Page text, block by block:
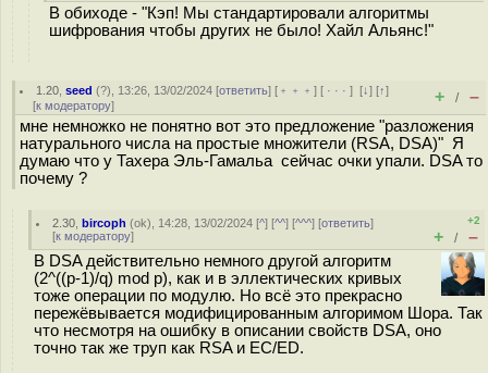
В обиходе - "Кэп! Мы стандартировали алгоритмы
шифрования чтобы других не было! Хайл Альянс!"
1.20 ,seed (?), 13:26, 13/02/2024 [ответить] [ ﹢﹢﹢] [ · · ·][↓] [↑]
[к модератору] + / –
мне немножко не понятно вот это предложение "разложения
натурального числа на простые множители (RSA, DSA)" Я
думаю что у Тахера Эль-Гамальа сейчас очки упали. DSA то
почему ?
2.30 ,bircoph (ok), 14:28, 13/02/2024 [^] [^^] [^^^] [ответить]
[к модератору]
+2
+ / –
В DSA действительно немного другой алгоритм
(2^((p-1)/q) mod p), как и в эллектических кривых
тоже операции по модулю. Но всё это прекрасно
пережёвывается модифицированным алгоримом Шора. Так
что несмотря на ошибку в описании свойств DSA, оно
точно так же труп как RSA и EC/ED.